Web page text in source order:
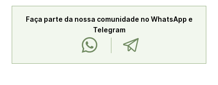
Faça parte da nossa comunidade no WhatsApp e
Telegram